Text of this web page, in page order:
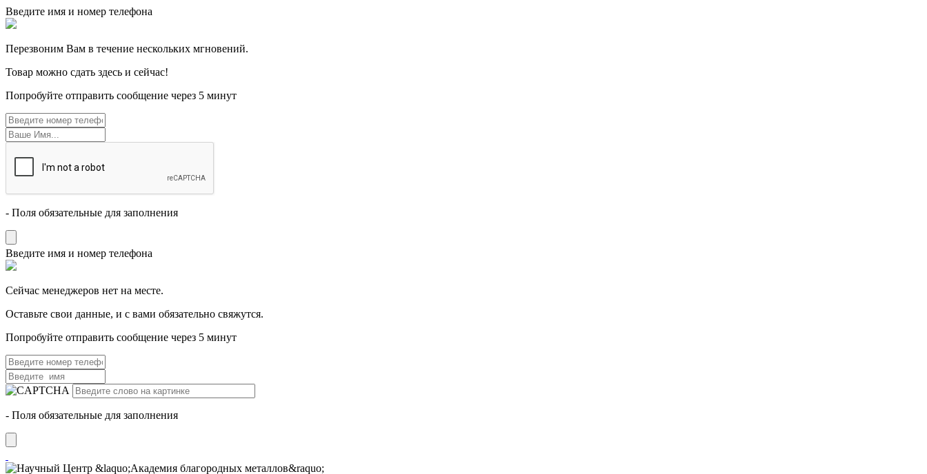
Введите имя и номер телефона
Перезвоним Вам в течение нескольких мгновений.
Товар можно сдать здесь и сейчас!
Попробуйте отправить сообщение через 5 минут
- Поля обязательные для заполнения
Введите имя и номер телефона
Cейчас менеджеров нет на месте.
Оставьте свои данные, и с вами обязательно свяжутся.
Попробуйте отправить сообщение через 5 минут
- Поля обязательные для заполнения